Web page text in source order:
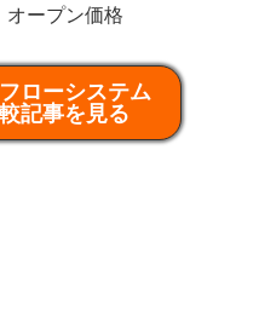
オープン価格
ローシステム
記事を見る